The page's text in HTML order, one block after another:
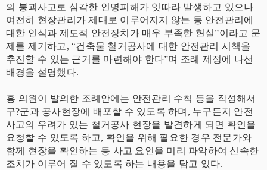
의 붕괴사고로 심각한 인명피해가 잇따라 발생하고 있으나
여전히 현장관리가 제대로 이루어지지 않는 등 안전관리에
대한 인식과 제도적 안전장치가 매우 부족한 현실”이라고 문
제를 제기하고, “건축물 철거공사에 대한 안전관리 시책을
추진할 수 있는 근거를 마련해야 한다”며 조례 제정에 나선
배경을 설명했다.
홍 의원이 발의한 조례안에는 안전관리 수칙 등을 작성해서
구?군과 공사현장에 배포할 수 있도록 하며, 누구든지 안전
사고의 우려가 있는 철거공사 현장을 발견하게 되면 확인을
요청할 수 있도록 하고, 확인을 위해 필요한 경우 전문가와
함께 현장을 확인하는 등 사고 요인을 미리 파악하여 신속한
조치가 이루어 질 수 있도록 하는 내용을 담고 있다.